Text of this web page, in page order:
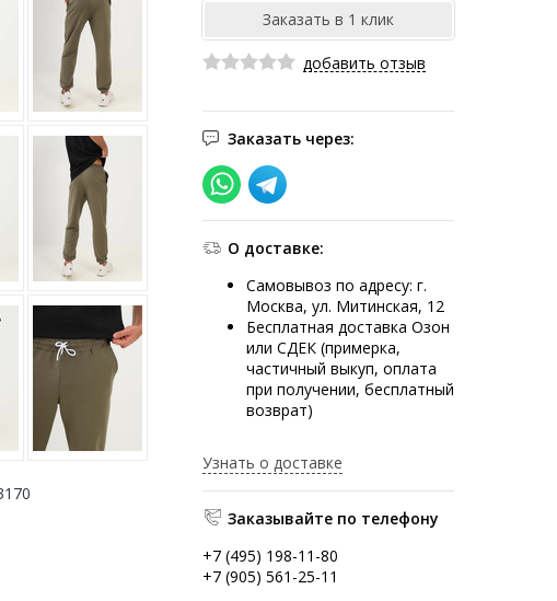
добавить отзыв
Заказать через:
О доставке:
Самовывоз по адресу: г.
Москва, ул. Митинская, 12
Бесплатная доставка Озон
или СДЕК (примерка,
частичный выкуп, оплата
при получении, бесплатный
возврат)
Узнать о доставке
Заказывайте по телефону
+7 (495) 198-11-80
+7 (905) 561-25-11